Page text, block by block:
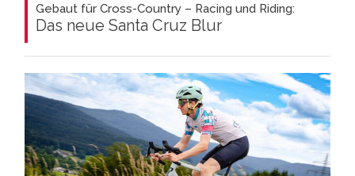
Gebaut für Cross-Country – Racing und Riding:
Das neue Santa Cruz Blur